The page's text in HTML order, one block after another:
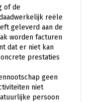
of de
reële
geleverd aan de
worden facturen
dat er niet kan
prestaties
geen
niet
persoon